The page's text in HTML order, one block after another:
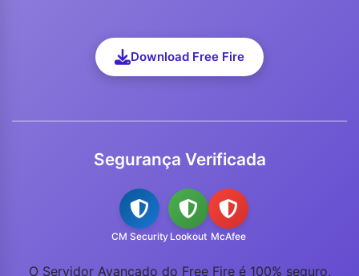
Download Free Fire
Segurança Verificada
CM Security Lookout McAfee
O Servidor Avançado do Free Fire é 100% seguro,